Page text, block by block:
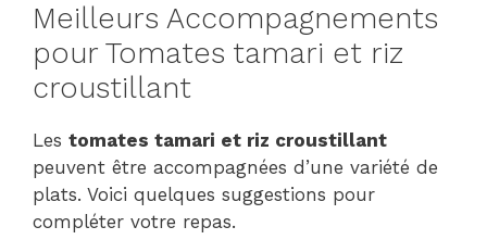
Meilleurs Accompagnements
pour Tomates tamari et riz
croustillant
Les tomates tamari et riz croustillant
peuvent être accompagnées d’une variété de
plats. Voici quelques suggestions pour
compléter votre repas.